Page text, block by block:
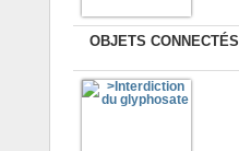
OBJETS CONNECTÉS